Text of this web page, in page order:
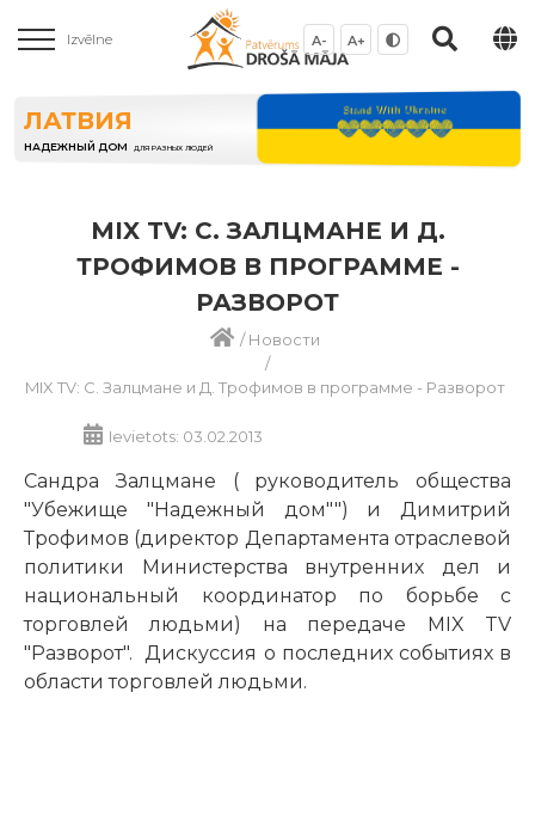
Izvēlne A- A+
ЛАТВИЯ
НАДЕЖНЫЙ ДОМ ДЛЯ РАЗНЫХ ЛЮДЕЙ
MIX TV: С. ЗАЛЦМАНЕ И Д.
ТРОФИМОВ В ПРОГРАММЕ -
РАЗВОРОТ
/Новости
/
MIX TV: С. Залцмане и Д. Трофимов в программе - Разворот
Ievietots: 03.02.2013
Сандра Залцмане ( руководитель общества
"Убежище "Надежный дом"") и Димитрий
Трофимов (директор Департамента отраслевой
политики Министерства внутренних дел и
национальный координатор по борьбе с
торговлей людьми) на передаче MIX TV
"Разворот". Дискуссия о последних событиях в
области торговлей людьми.